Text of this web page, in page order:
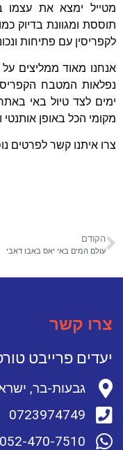
מטייל ימצא את עצמו
תוססת ומגוונת בדיוק
לקפריסין עם פתיחות
אנחנו מאוד ממליצים על
ימים לצד טיול באי
מקומי הכל באופן אותנטי
צרו איתנו קשר לפרטים
הקודם
עולם המים באי יאס באבו דאבי
צרו קשר
יעדים פרייבט
גבעות-בר,
0723974749
052-470-7510